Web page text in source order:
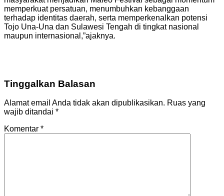
memperkuat persatuan, menumbuhkan kebanggaan
terhadap identitas daerah, serta memperkenalkan potensi
Tojo Una-Una dan Sulawesi Tengah di tingkat nasional
maupun internasional,”ajaknya.
Tinggalkan Balasan
Alamat email Anda tidak akan dipublikasikan. Ruas yang
wajib ditandai *
Komentar *